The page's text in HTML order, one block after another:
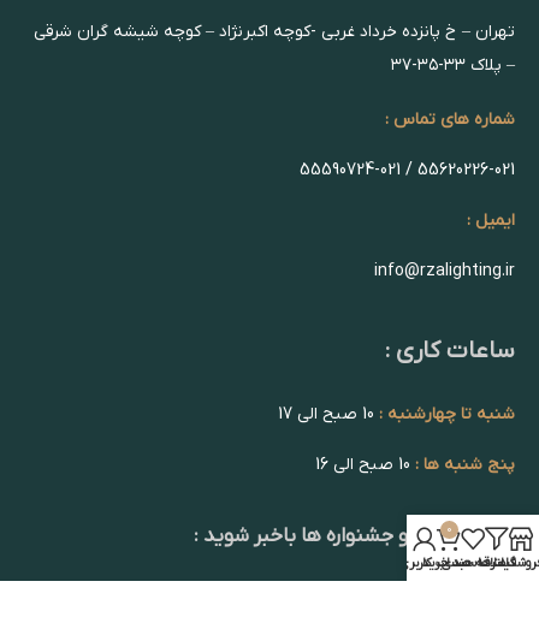
تهران – خ پانزده خرداد غربی -کوچه اکبرنژاد – کوچه شیشه گران شرقی
– پلاک ۳۳-۳۵-۳۷
شماره های تماس :
55620226-021 / 55590724-021
ایمیل :
info@rzalighting.ir
ساعات کاری :
شنبه تا چهارشنبه :
پنج شنبه ها :
از تخفیف ها و جشنواره ها باخبر شوید :
فیلترها
علاقه مندی
0
سبد خرید
حساب کاربری من